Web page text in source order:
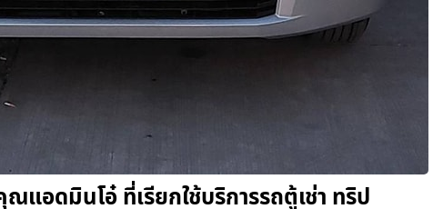
แอดมินโอ๋ ที่เรียกใช้บริการรถตู้เช่า ทริป